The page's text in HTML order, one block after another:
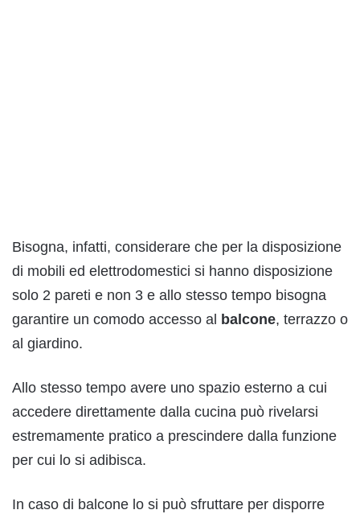
Bisogna, infatti, considerare che per la disposizione
di mobili ed elettrodomestici si hanno disposizione
solo 2 pareti e non 3 e allo stesso tempo bisogna
garantire un comodo accesso al balcone, terrazzo o
al giardino.
Allo stesso tempo avere uno spazio esterno a cui
accedere direttamente dalla cucina può rivelarsi
estremamente pratico a prescindere dalla funzione
per cui lo si adibisca.
In caso di balcone lo si può sfruttare per disporre